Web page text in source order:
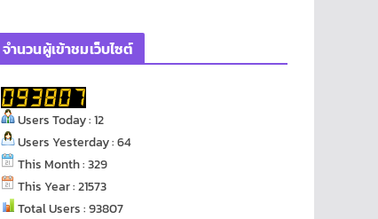
จำนวนผู้เข้าชมเว็บไซต์
Users Today : 12
Users Yesterday : 64
This Month : 329
This Year : 21573
Total Users : 93807